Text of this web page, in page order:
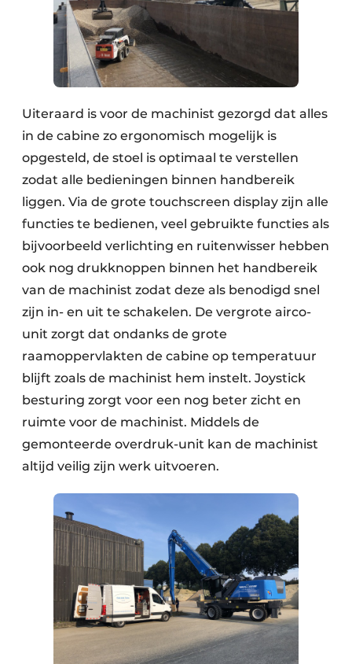
Uiteraard is voor de machinist gezorgd dat alles
in de cabine zo ergonomisch mogelijk is
opgesteld, de stoel is optimaal te verstellen
zodat alle bedieningen binnen handbereik
liggen. Via de grote touchscreen display zijn alle
functies te bedienen, veel gebruikte functies als
bijvoorbeeld verlichting en ruitenwisser hebben
ook nog drukknoppen binnen het handbereik
van de machinist zodat deze als benodigd snel
zijn in- en uit te schakelen. De vergrote airco-
unit zorgt dat ondanks de grote
raamoppervlakten de cabine op temperatuur
blijft zoals de machinist hem instelt. Joystick
besturing zorgt voor een nog beter zicht en
ruimte voor de machinist. Middels de
gemonteerde overdruk-unit kan de machinist
altijd veilig zijn werk uitvoeren.